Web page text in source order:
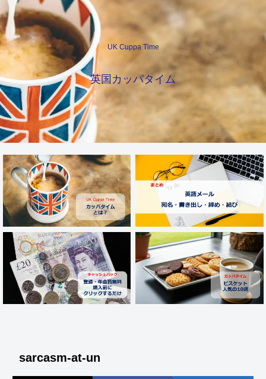
UK Cuppa Time
英国カッパタイム
sarcasm-at-un